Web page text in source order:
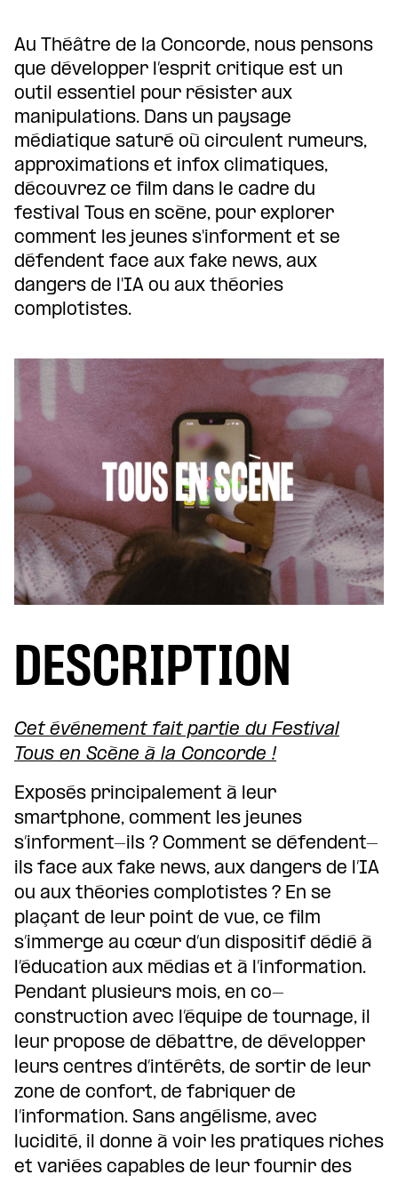
Au Théâtre de la Concorde, nous pensons
que développer l’esprit critique est un
outil essentiel pour résister aux
manipulations. Dans un paysage
médiatique saturé où circulent rumeurs,
approximations et infox climatiques,
découvrez ce film dans le cadre du
festival Tous en scène, pour explorer
comment les jeunes s'informent et se
défendent face aux fake news, aux
dangers de l'IA ou aux théories
complotistes.
DESCRIPTION
Cet événement fait partie du Festival
Tous en Scène à la Concorde !
Exposés principalement à leur
smartphone, comment les jeunes
s’informent-ils ? Comment se défendent-
ils face aux fake news, aux dangers de l’IA
ou aux théories complotistes ? En se
plaçant de leur point de vue, ce film
s’immerge au cœur d’un dispositif dédié à
l’éducation aux médias et à l’information.
Pendant plusieurs mois, en co-
construction avec l’équipe de tournage, il
leur propose de débattre, de développer
leurs centres d’intérêts, de sortir de leur
zone de confort, de fabriquer de
l’information. Sans angélisme, avec
lucidité, il donne à voir les pratiques riches
et variées capables de leur fournir des